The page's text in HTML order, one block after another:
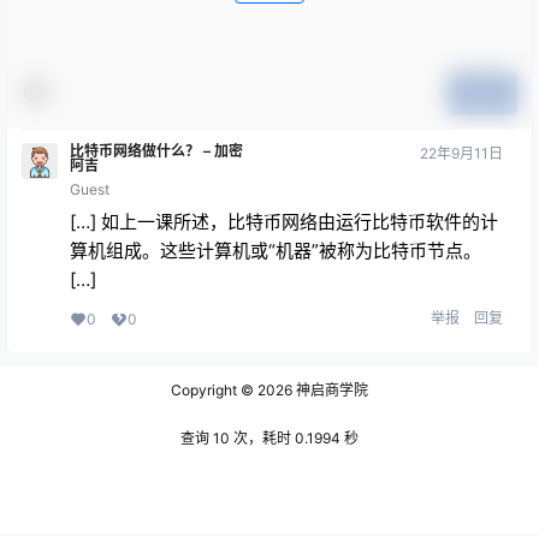
比特币网络做什么？ – 加密
阿吉
Guest
22年9月11日
[…] 如上一课所述，比特币网络由运行比特币软件的计
算机组成。这些计算机或“机器”被称为比特币节点。
[…]
0 0 举报 回复
Copyright © 2026 神启商学院
查询 10 次，耗时 0.1994 秒